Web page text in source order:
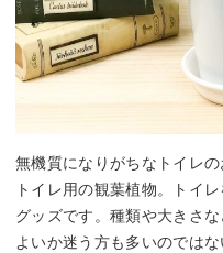
無機質になりがちなトイレ
トイレ用の観葉植物。トイ
グッズです。種類や大きさ
よいか迷う方も多いのではな